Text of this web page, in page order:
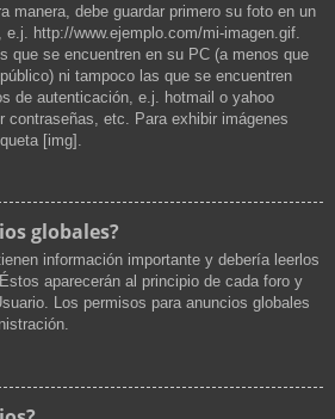
manera, debe guardar primero su foto en un
http://www.ejemplo.com/mi-imagen.gif.
que se encuentren en su PC (a menos que
ni tampoco las que se encuentren
de autenticación, e.j. hotmail o yahoo
contraseñas, etc. Para exhibir imágenes
[img].
globales?
información importante y debería leerlos
aparecerán al principio de cada foro y
Los permisos para anuncios globales